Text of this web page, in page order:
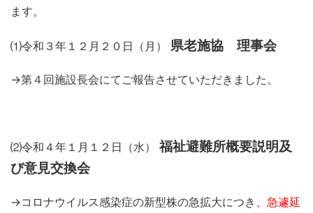
ます。
⑴令和３年１２月２０日（月） 県老施協 理事会
→第４回施設長会にてご報告させていただきました。
⑵令和４年１月１２日（水）
福祉避難所概要説明及
び意見交換会
→コロナウイルス感染症の新型株の急拡大につき、 急遽延